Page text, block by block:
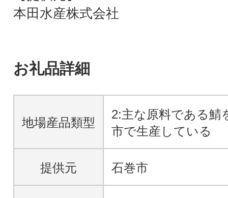
本田水産株式会社
お礼品詳細
地場産品類型
2:主な原料である鯖
市で生産している
提供元 石巻市